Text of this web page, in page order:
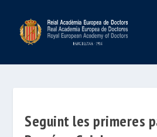
Seguint les primeres